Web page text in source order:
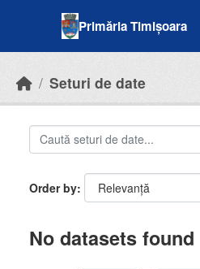
Primăria Timișoara
Seturi de date
Order by
No datasets found